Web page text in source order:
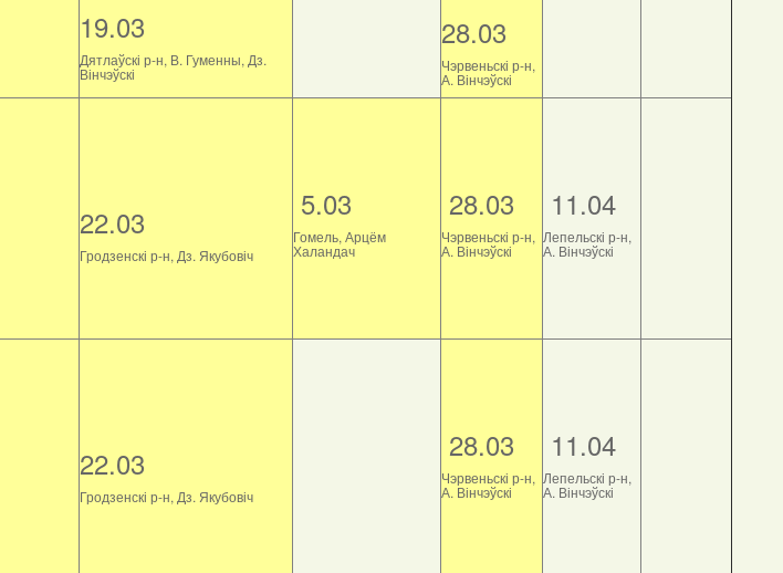
19.03
Дятлаўскі р-н, В. Гуменны, Дз.
Вінчэўскі
28.03
Чэрвеньскі р-н,
А. Вінчэўскі
22.03
Гродзенскі р-н, Дз. Якубовіч
5.03
Гомель, Арцём
Халандач
28.03
Чэрвеньскі р-н,
А. Вінчэўскі
11.04
Лепельскі р-н,
А. Вінчэўскі
22.03
Гродзенскі р-н, Дз. Якубовіч
28.03
Чэрвеньскі р-н,
А. Вінчэўскі
11.04
Лепельскі р-н,
А. Вінчэўскі